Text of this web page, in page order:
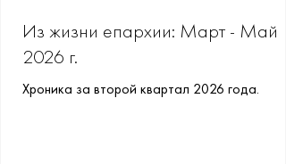
Из жизни епархии: Март - Май
2026 г.
Хроника за второй квартал 2026 года.